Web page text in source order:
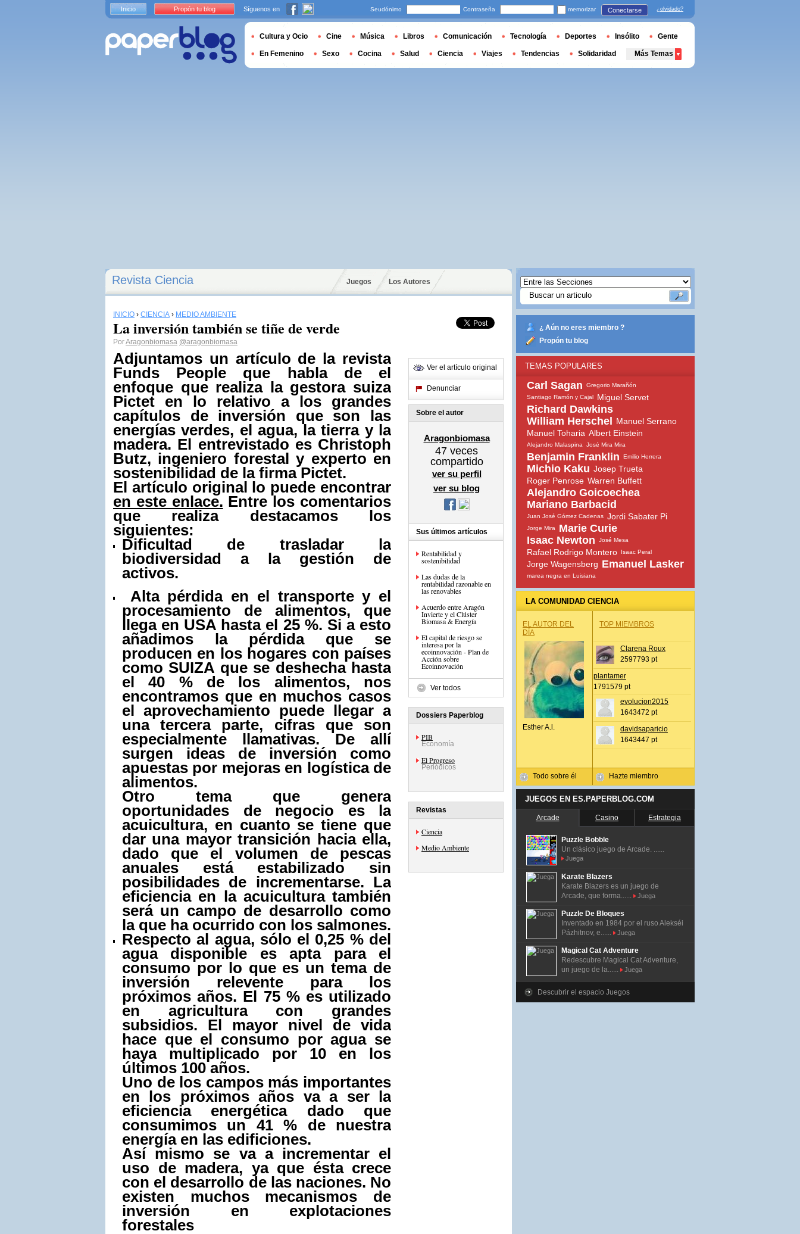
Revista Ciencia Juegos Los Autores
INICIO › CIENCIA › MEDIO AMBIENTE
La inversión también se tiñe de verde
PorAragonbiomasa @aragonbiomasa
Adjuntamos un artículo de la revista
Funds People que habla de el
enfoque que realiza la gestora suiza
Pictet en lo relativo a los grandes
capítulos de inversión que son las
energías verdes, el agua, la tierra y la
madera. El entrevistado es Christoph
Butz, ingeniero forestal y experto en
sostenibilidad de la firma Pictet.
El artículo original lo puede encontrar
en este enlace. Entre los comentarios
que realiza destacamos los
siguientes:
Dificultad de trasladar la
biodiversidad a la gestión de
activos.
Alta pérdida en el transporte y el
procesamiento de alimentos, que
llega en USA hasta el 25 %. Si a esto
añadimos la pérdida que se
producen en los hogares con países
como SUIZA que se deshecha hasta
el 40 % de los alimentos, nos
encontramos que en muchos casos
el aprovechamiento puede llegar a
una tercera parte, cifras que son
especialmente llamativas. De allí
surgen ideas de inversión como
apuestas por mejoras en logística de
alimentos.
Otro tema que genera
oportunidades de negocio es la
acuicultura, en cuanto se tiene que
dar una mayor transición hacia ella,
dado que el volumen de pescas
anuales está estabilizado sin
posibilidades de incrementarse. La
eficiencia en la acuicultura también
será un campo de desarrollo como
la que ha ocurrido con los salmones.
Respecto al agua, sólo el 0,25 % del
agua disponible es apta para el
consumo por lo que es un tema de
inversión relevente para los
próximos años. El 75 % es utilizado
en agricultura con grandes
subsidios. El mayor nivel de vida
hace que el consumo por agua se
haya multiplicado por 10 en los
últimos 100 años.
Uno de los campos más importantes
en los próximos años va a ser la
eficiencia energética dado que
consumimos un 41 % de nuestra
energía en las edificiones.
Así mismo se va a incrementar el
uso de madera, ya que ésta crece
con el desarrollo de las naciones. No
existen muchos mecanismos de
inversión en explotaciones
forestales
Ver el artículo original
Denunciar
Sobre el autor
Aragonbiomasa
47 veces
compartido
ver su perfil
ver su blog
Sus últimos artículos
Rentabilidad y
sostenibilidad
Las dudas de la
rentabilidad razonable en
las renovables
Acuerdo entre Aragón
Invierte y el Clúster
Biomasa & Energía
El capital de riesgo se
interesa por la
ecoinnovación - Plan de
Acción sobre
Ecoinnovación
Ver todos
Dossiers Paperblog
PIB
Economía
El Progreso
Periódicos
Revistas
Ciencia
Medio Ambiente
¿ Aún no eres miembro ?
Propón tu blog
TEMAS POPULARES
Carl Sagan
Gregorio Marañón
Santiago Ramón y Cajal
Miguel Servet
Richard Dawkins
William Herschel
Manuel Serrano
Manuel Toharia Albert Einstein
Alejandro Malaspina José Mira Mira
Benjamin Franklin Emilio Herrera
Michio Kaku Josep Trueta
Roger Penrose Warren Buffett
Alejandro Goicoechea
Mariano Barbacid
Juan José Gómez Cadenas Jordi Sabater Pi
Jorge Mira
Marie Curie
Isaac Newton
José Mesa
Rafael Rodrigo Montero Isaac Peral
Jorge Wagensberg Emanuel Lasker
marea negra en Luisiana
LA COMUNIDAD CIENCIA
EL AUTOR DEL
DÍA
Esther A.l.
Todo sobre él
TOP MIEMBROS
Clarena Roux
2597793 pt
plantamer
1791579 pt
evolucion2015
1643472 pt
davidsaparicio
1643447 pt
Hazte miembro
JUEGOS EN ES.PAPERBLOG.COM
Arcade Casino Estrategia
Puzzle Bobble
Un clásico juego de Arcade. ......
Juega
Karate Blazers
Karate Blazers es un juego de
Arcade, que forma......
Juega
Puzzle De Bloques
Inventado en 1984 por el ruso Alekséi
Pázhitnov, e......
Juega
Magical Cat Adventure
Redescubre Magical Cat Adventure,
un juego de la......
Juega
Descubrir el espacio Juegos
Inicio Propón tu blog Síguenos en Seudónimo Contraseña memorizar Conectarse ¿olvidado?
Cultura y Ocio Cine Música Libros Comunicación Tecnología Deportes Insólito Gente
En Femenino Sexo Cocina Salud Ciencia Viajes Tendencias Solidaridad Más Temas